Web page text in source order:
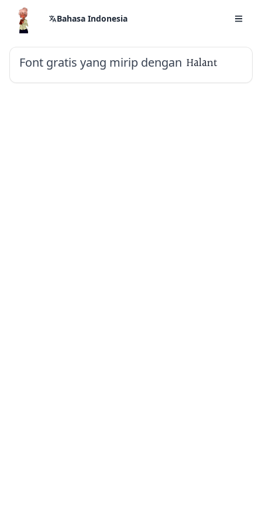
Bahasa Indonesia
Font gratis yang mirip dengan Halant